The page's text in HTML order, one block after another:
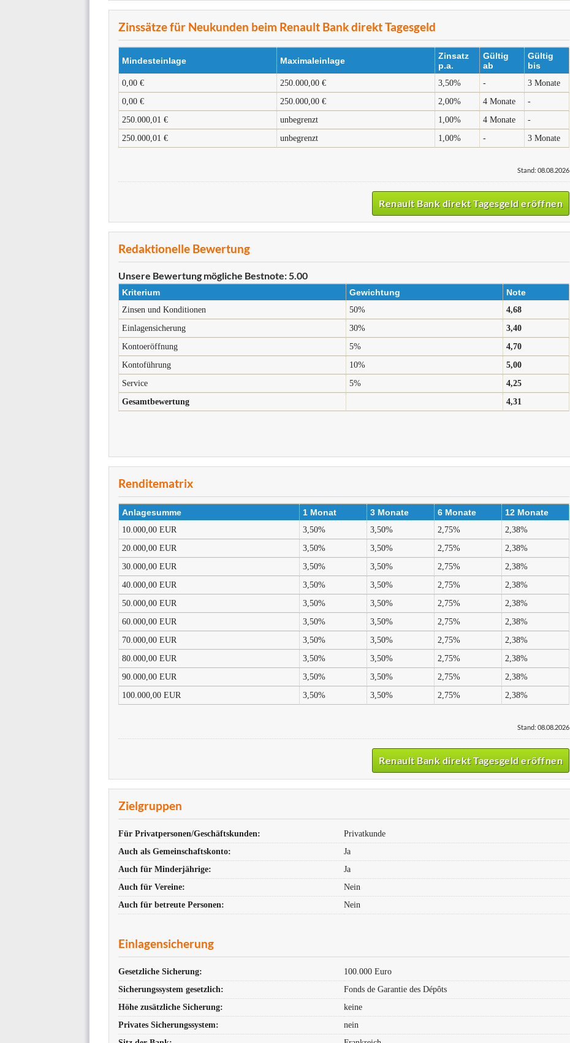
Zinssätze für Neukunden beim Renault Bank direkt Tagesgeld
Mindesteinlage Maximaleinlage
Zinsatz
p.a.
Gültig
ab
Gültig
bis
0,00 € 250.000,00 € 3,50% -
3 Monate
0,00 €
250.000,00 € 2,00% 4 Monate
-
250.000,01 €
unbegrenzt 1,00% 4 Monate
-
250.000,01 €
unbegrenzt 1,00% - 3 Monate
Stand: 08.08.2026
Renault Bank direkt Tagesgeld eröffnen
Redaktionelle Bewertung
Unsere Bewertung mögliche Bestnote: 5.00
Kriterium Gewichtung Note
Zinsen und Konditionen 50%
4,68
Einlagensicherung
30%
3,40
Kontoeröffnung
5%
4,70
Kontoführung
10%
5,00
Service
5%
4,25
Gesamtbewertung
4,31
Renditematrix
Anlagesumme 1 Monat 3 Monate 6 Monate 12 Monate
10.000,00 EUR 3,50% 3,50% 2,75%
2,38%
20.000,00 EUR
3,50% 3,50% 2,75%
2,38%
30.000,00 EUR
3,50% 3,50% 2,75%
2,38%
40.000,00 EUR
3,50% 3,50% 2,75%
2,38%
50.000,00 EUR
3,50% 3,50% 2,75%
2,38%
60.000,00 EUR
3,50% 3,50% 2,75%
2,38%
70.000,00 EUR
3,50% 3,50% 2,75%
2,38%
80.000,00 EUR
3,50% 3,50% 2,75%
2,38%
90.000,00 EUR
3,50% 3,50% 2,75%
2,38%
100.000,00 EUR
3,50% 3,50% 2,75% 2,38%
Stand: 08.08.2026
Renault Bank direkt Tagesgeld eröffnen
Zielgruppen
Für Privatpersonen/Geschäftskunden:
Privatkunde
Auch als Gemeinschaftskonto:
Ja
Auch für Minderjährige:
Ja
Auch für Vereine:
Nein
Auch für betreute Personen:
Nein
Einlagensicherung
Gesetzliche Sicherung:
100.000 Euro
Sicherungssystem gesetzlich:
Fonds de Garantie des Dépôts
Höhe zusätzliche Sicherung:
keine
Privates Sicherungssystem:
nein